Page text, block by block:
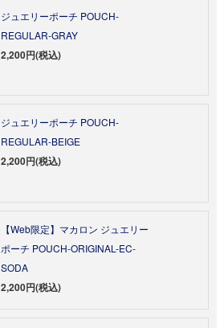
ジュエリーポーチ POUCH-
REGULAR-GRAY
2,200円(税込)
ジュエリーポーチ POUCH-
REGULAR-BEIGE
2,200円(税込)
【Web限定】マカロン ジュエリー
ポーチ POUCH-ORIGINAL-EC-
SODA
2,200円(税込)